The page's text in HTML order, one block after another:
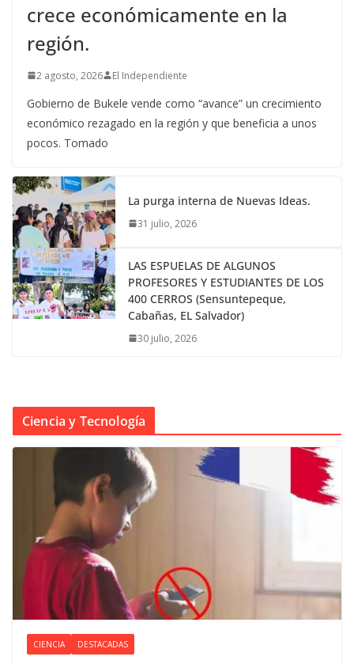
crece económicamente en la
región.
2 agosto, 2026 El Independiente
Gobierno de Bukele vende como “avance” un crecimiento
económico rezagado en la región y que beneficia a unos
pocos. Tomado
La purga interna de Nuevas Ideas.
31 julio, 2026
LAS ESPUELAS DE ALGUNOS
PROFESORES Y ESTUDIANTES DE LOS
400 CERROS (Sensuntepeque,
Cabañas, EL Salvador)
30 julio, 2026
Ciencia y Tecnología
CIENCIA DESTACADAS